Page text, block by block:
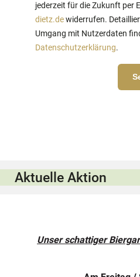
jederzeit für die Zukunft per
dietz.dewiderrufen.
Umgang mit Nutzerdaten
Datenschutzerklärung.
Aktuelle Aktion
Unser schattiger